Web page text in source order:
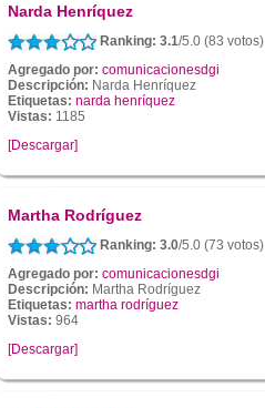
Narda Henríquez
Ranking: 3.1/5.0 (83 votos)
Agregado por: comunicacionesdgi
Descripción: Narda Henríquez
Etiquetas: narda henríquez
Vistas: 1185
[Descargar]
Martha Rodríguez
Ranking: 3.0/5.0 (73 votos)
Agregado por: comunicacionesdgi
Descripción: Martha Rodríguez
Etiquetas: martha rodríguez
Vistas: 964
[Descargar]